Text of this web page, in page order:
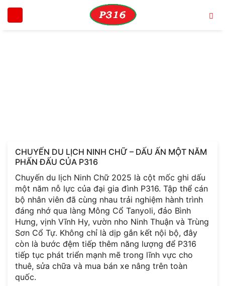
CHUYẾN DU LỊCH NINH CHỮ – DẤU ẤN MỘT NĂM
PHẤN ĐẤU CỦA P316
Chuyến du lịch Ninh Chữ 2025 là cột mốc ghi dấu
một năm nỗ lực của đại gia đình P316. Tập thể cán
bộ nhân viên đã cùng nhau trải nghiệm hành trình
đáng nhớ qua làng Mông Cổ Tanyoli, đảo Bình
Hưng, vịnh Vĩnh Hy, vườn nho Ninh Thuận và Trùng
Sơn Cổ Tự. Không chỉ là dịp gắn kết nội bộ, đây
còn là bước đệm tiếp thêm năng lượng để P316
tiếp tục phát triển mạnh mẽ trong lĩnh vực cho
thuê, sửa chữa và mua bán xe nâng trên toàn
quốc.